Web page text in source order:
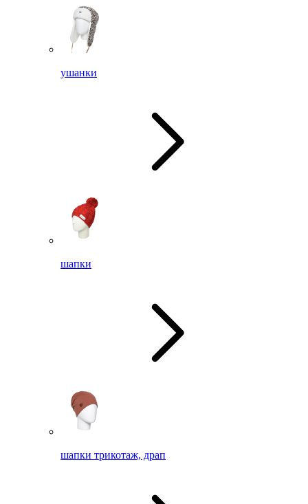
ушанки
шапки
шапки трикотаж, драп